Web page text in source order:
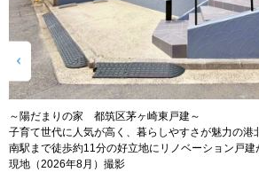
～陽だまりの家 都筑区茅ヶ崎東戸建～
子育て世代に人気が高く、暮らしやすさが魅力の港
南駅まで徒歩約11分の好立地にリノベーション戸建
現地（2026年8月）撮影